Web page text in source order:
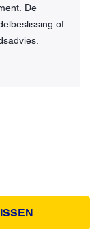
De
of